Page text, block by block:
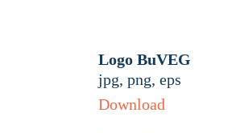
Logo BuVEG
jpg, png, eps
Download